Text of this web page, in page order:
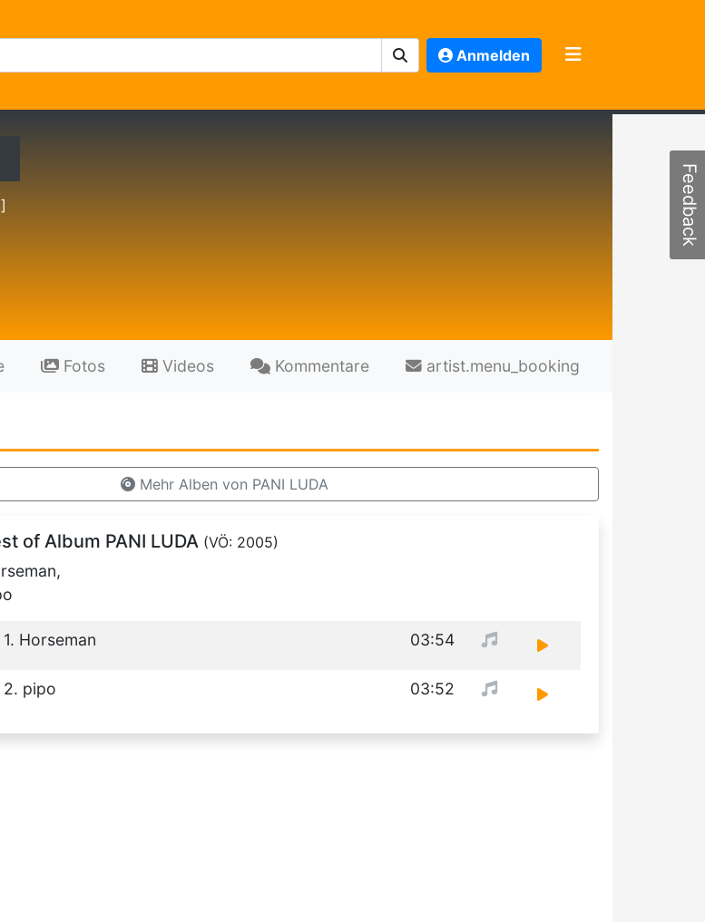
Anmelden
Fotos Videos Kommentare artist.menu_booking
Mehr Alben von PANI LUDA
of Album PANI LUDA (VÖ: 2005)
1. Horseman 03:54
2. pipo 03:52
Feedback